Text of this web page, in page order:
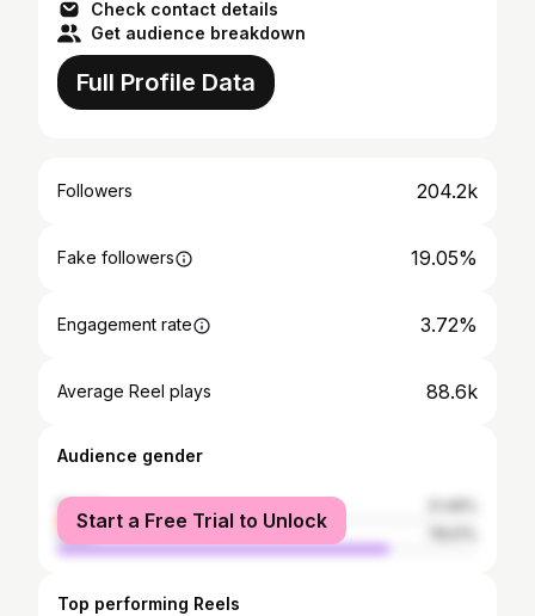
Check contact details
Get audience breakdown
Full Profile Data
Followers 204.2k
Fake followers 19.05%
Engagement rate 3.72%
Average Reel plays 88.6k
Audience gender
female
male
Start a Free Trial to Unlock
Top performing Reels